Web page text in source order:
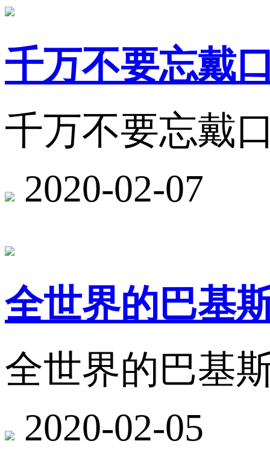
千万不要忘戴
千万不要忘戴
2020-02-07
全世界的巴基
全世界的巴基
2020-02-05